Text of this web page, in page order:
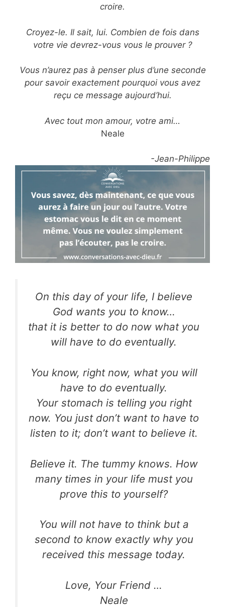
croire.
Croyez-le. Il sait, lui. Combien de fois dans
votre vie devrez-vous vous le prouver ?
Vous n’aurez pas à penser plus d’une seconde
pour savoir exactement pourquoi vous avez
reçu ce message aujourd’hui.
Avec tout mon amour, votre ami…
Neale
-Jean-Philippe
On this day of your life, I believe
God wants you to know…
that it is better to do now what you
will have to do eventually.
You know, right now, what you will
have to do eventually.
Your stomach is telling you right
now. You just don’t want to have to
listen to it; don’t want to believe it.
Believe it. The tummy knows. How
many times in your life must you
prove this to yourself?
You will not have to think but a
second to know exactly why you
received this message today.
Love, Your Friend …
Neale